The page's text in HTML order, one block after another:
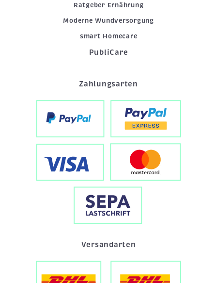
Ratgeber Ernährung
Moderne Wundversorgung
smart Homecare
PubliCare
Zahlungsarten
Versandarten